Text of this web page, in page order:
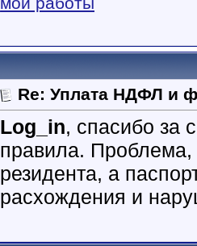
Re: Уплата НДФЛ и
Log_in, спасибо за
правила. Проблема,
резидента, а
расхождения и